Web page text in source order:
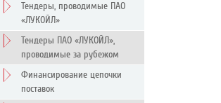
Тендеры, проводимые ПАО
«ЛУКОЙЛ»
Тендеры ПАО «ЛУКОЙЛ»,
проводимые за рубежом
Финансирование цепочки
поставок